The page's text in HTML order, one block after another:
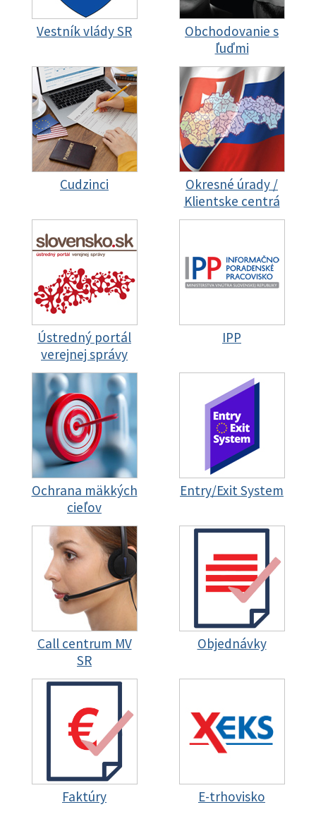
Vestník vlády SR
Obchodovanie s
ľuďmi
Cudzinci
Okresné úrady /
Klientske centrá
Ústredný portál
verejnej správy
IPP
Ochrana mäkkých
cieľov
Entry/Exit System
Call centrum MV
SR
Objednávky
Faktúry E-trhovisko